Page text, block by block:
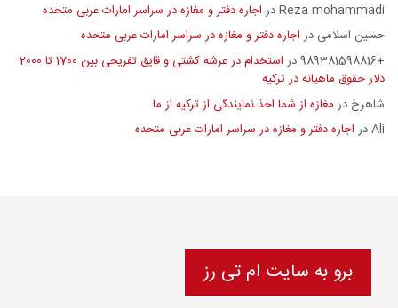
Reza mohammadiدر اجاره دفتر و مغازه در سراسر امارات عربی متحده
حسین اسلامی در اجاره دفتر و مغازه در سراسر امارات عربی متحده
+989381598816
در
استخدام در عرشه کشتی و قایق تفریحی بین 1700 تا 2000
دلار حقوق ماهیانه در ترکیه
شاهرخ در مغازه از شما اخذ نمایندگی از ترکیه از ما
Aliدر اجاره دفتر و مغازه در سراسر امارات عربی متحده
برو به سایت ام تی رز